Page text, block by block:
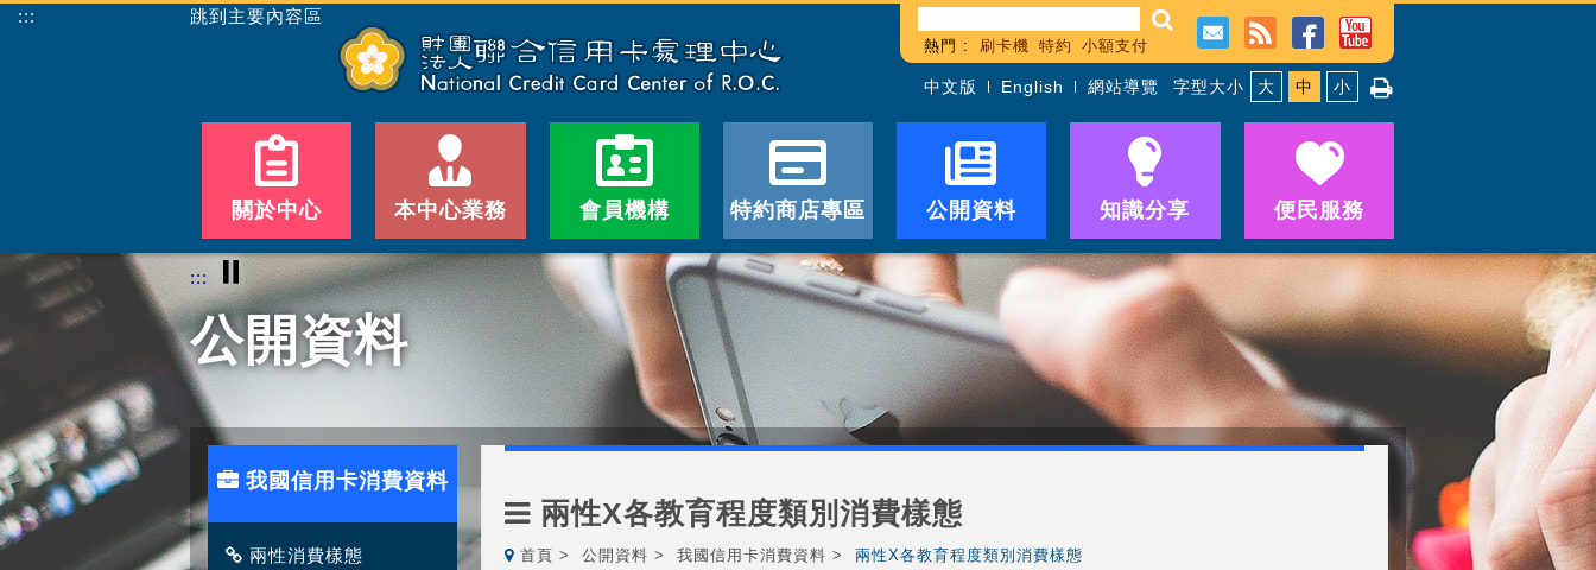
::: 跳到主要內容區
熱門 : 刷卡機 特約 小額支付
中文版 English 網站導覽 字型大小 大 中 小
關於中心 本中心業務 會員機構 特約商店專區 公開資料 知識分享 便民服務
::: ⏸
公開資料
我國信用卡消費資料
兩性消費樣態
兩性X各教育程度類別消費樣態
首頁 公開資料 我國信用卡消費資料 兩性X各教育程度類別消費樣態